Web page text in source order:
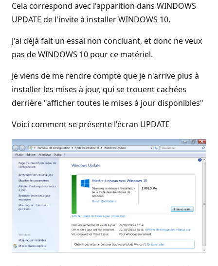
Cela correspond avec l'apparition dans WINDOWS
UPDATE de l'invite à installer WINDOWS 10.
J'ai déjà fait un essai non concluant, et donc ne veux
pas de WINDOWS 10 pour ce matériel.
Je viens de me rendre compte que je n'arrive plus à
installer les mises à jour, qui se trouent cachées
derrière "afficher toutes le mises à jour disponibles"
Voici comment se présente l'écran UPDATE